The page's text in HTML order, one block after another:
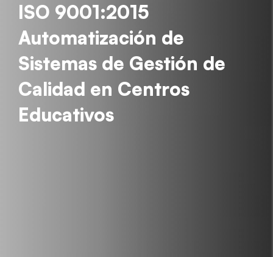
ISO 9001:2015
Automatización de
Sistemas de Gestión de
Calidad en Centros
Educativos